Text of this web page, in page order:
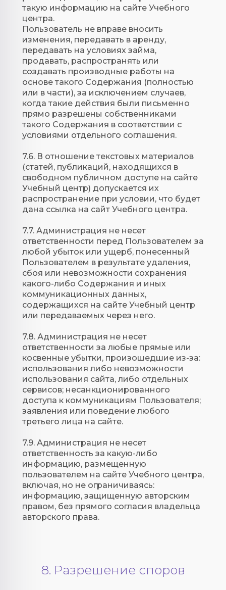
такую информацию на сайте Учебного
центра.
Пользователь не вправе вносить
изменения, передавать в аренду,
передавать на условиях займа,
продавать, распространять или
создавать производные работы на
основе такого Содержания (полностью
или в части), за исключением случаев,
когда такие действия были письменно
прямо разрешены собственниками
такого Содержания в соответствии с
условиями отдельного соглашения.
7.6. В отношение текстовых материалов
(статей, публикаций, находящихся в
свободном публичном доступе на сайте
Учебный центр) допускается их
распространение при условии, что будет
дана ссылка на сайт Учебного центра.
7.7. Администрация не несет
ответственности перед Пользователем за
любой убыток или ущерб, понесенный
Пользователем в результате удаления,
сбоя или невозможности сохранения
какого-либо Содержания и иных
коммуникационных данных,
содержащихся на сайте Учебный центр
или передаваемых через него.
7.8. Администрация не несет
ответственности за любые прямые или
косвенные убытки, произошедшие из-за:
использования либо невозможности
использования сайта, либо отдельных
сервисов; несанкционированного
доступа к коммуникациям Пользователя;
заявления или поведение любого
третьего лица на сайте.
7.9. Администрация не несет
ответственность за какую-либо
информацию, размещенную
пользователем на сайте Учебного центра,
включая, но не ограничиваясь:
информацию, защищенную авторским
правом, без прямого согласия владельца
авторского права.
8. Разрешение споров